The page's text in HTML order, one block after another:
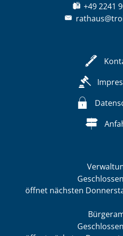
+49 2241
Klicken, um weitere Öffnungs-
öffnet nächsten
Klicken, um weitere Öffnungs-